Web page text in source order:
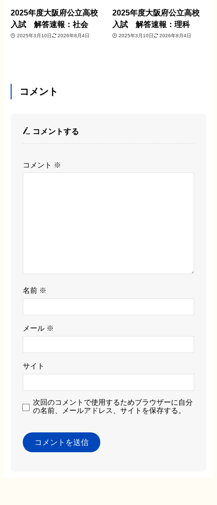
2025年度大阪府公立高校
入試 解答速報：社会
2025年3月10日 2026年8月4日
2025年度大阪府公立高校
入試 解答速報：理科
2025年3月10日 2026年8月4日
コメント
コメントする
コメント ※
名前 ※
メール ※
サイト
次回のコメントで使用するためブラウザーに自分
の名前、メールアドレス、サイトを保存する。